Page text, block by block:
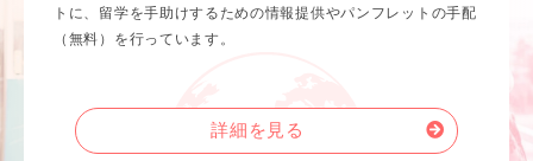
トに、留学を手助けするための情報提供やパンフレットの手配
（無料）を行っています。
詳細を見る